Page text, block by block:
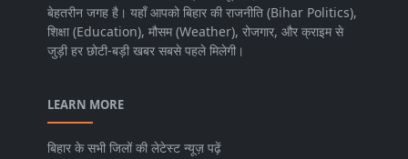
बेहतरीन जगह है। यहाँ आपको बिहार की राजनीति (Bihar Politics),
शिक्षा (Education), मौसम (Weather), रोजगार, और क्राइम से
जुड़ी हर छोटी-बड़ी खबर सबसे पहले मिलेगी।
LEARN MORE
बिहार के सभी जिलों की लेटेस्ट न्यूज़ पढ़ें